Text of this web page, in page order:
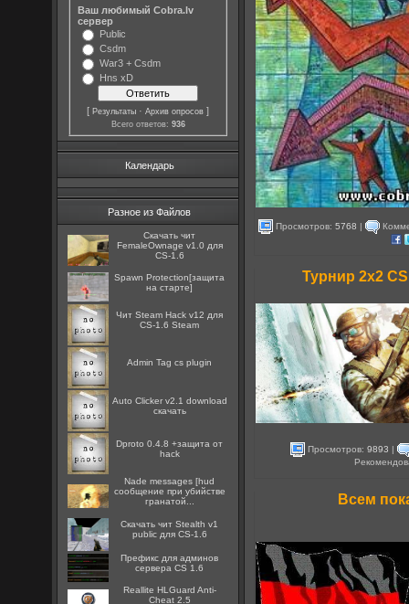
Ваш любимый Cobra.lv
сервер
Public
Csdm
War3 + Csdm
Hns xD
[Результаты ·Архив опросов ]
Всего ответов: 936
Календарь
Разное из Файлов
Скачать чит
FemaleOwnage v1.0 для
CS-1.6
Spawn Protection[защита
на старте]
Чит Steam Hack v12 для
CS-1.6 Steam
Admin Tag cs plugin
Auto Clicker v2.1 download
скачать
Dproto 0.4.8 +защита от
hack
Nade messages [hud
сообщение при убийстве
гранатой...
Скачать чит Stealth v1
public для CS-1.6
Префикс для админов
сервера CS 1.6
Reallite HLGuard Anti-
Cheat 2.5
Просмотров:5768 |
Турнир 2x2
Просмотров: 9893 |
Всем